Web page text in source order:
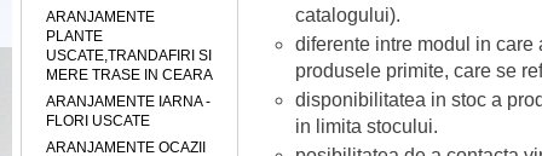
ARANJAMENTE
PLANTE
USCATE,TRANDAFIRI SI
MERE TRASE IN CEARA
ARANJAMENTE IARNA -
FLORI USCATE
ARANJAMENTE OCAZII
catalogului).
diferente intre modul in
produsele primite, care se
disponibilitatea in stoc a
in limita stocului.